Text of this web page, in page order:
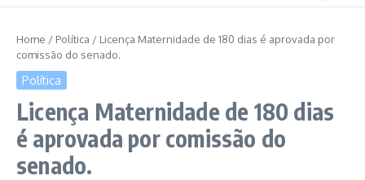
Home / Política / Licença Maternidade de 180 dias é aprovada por
comissão do senado.
Política
Licença Maternidade de 180 dias
é aprovada por comissão do
senado.